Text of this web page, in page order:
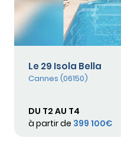
Le 29 Isola Bella
Cannes (06150)
DU T2 AU T4
à partir de 399 100€